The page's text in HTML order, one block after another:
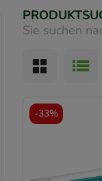
Sie suchen
-33%